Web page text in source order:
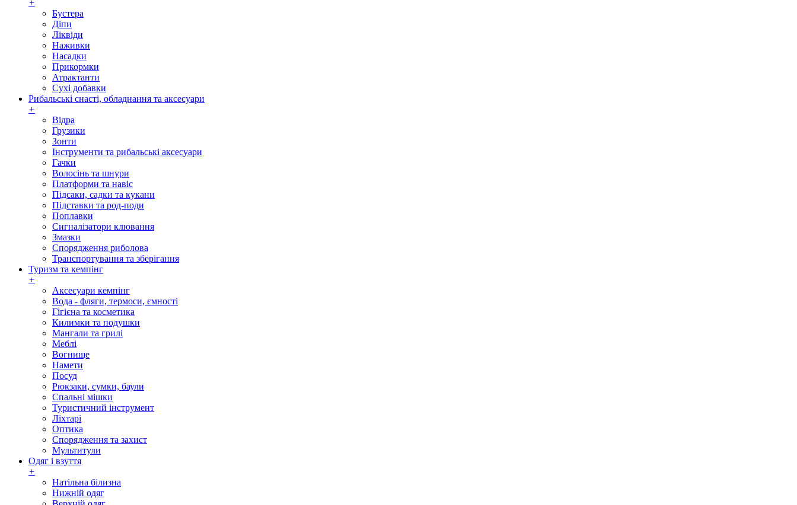
+
Бустера
Діпи
Ліквіди
Наживки
Насадки
Прикормки
Атрактанти
Сухі добавки
Рибальські снасті, обладнання та аксесуари
+
Відра
Грузики
Зонти
Інструменти та рибальські аксесуари
Гачки
Волосінь та шнури
Платформи та навіс
Підсаки, садки та кукани
Підставки та род-поди
Поплавки
Сигналізатори клювання
Змазки
Спорядження риболова
Транспортування та зберігання
Туризм та кемпінг
+
Аксесуари кемпінг
Вода - фляги, термоси, ємності
Гігієна та косметика
Килимки та подушки
Мангали та грилі
Меблі
Вогнище
Намети
Посуд
Рюкзаки, сумки, баули
Спальні мішки
Туристичний інструмент
Ліхтарі
Оптика
Спорядження та захист
Мультитули
Одяг і взуття
+
Натільна білизна
Нижній одяг